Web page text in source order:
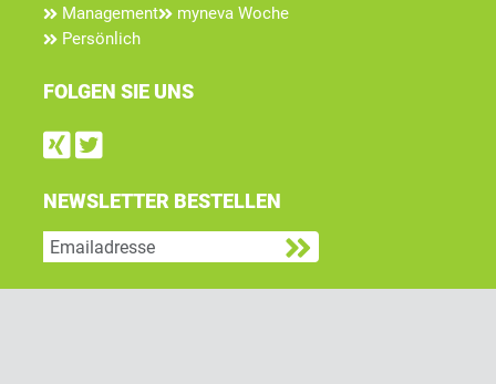
Management
Persönlich
myneva Woche
FOLGEN SIE UNS
Find us on Xing
Follow us on Twitter
NEWSLETTER BESTELLEN